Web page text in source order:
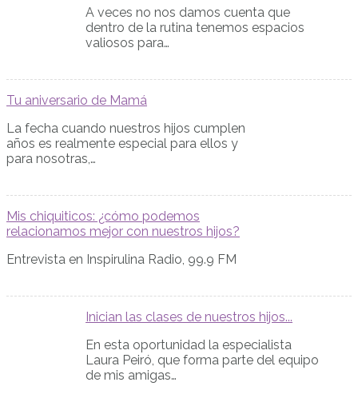
A veces no nos damos cuenta que
dentro de la rutina tenemos espacios
valiosos para…
Tu aniversario de Mamá
La fecha cuando nuestros hijos cumplen
años es realmente especial para ellos y
para nosotras,…
Mis chiquiticos: ¿cómo podemos
relacionamos mejor con nuestros hijos?
Entrevista en Inspirulina Radio, 99.9 FM
Inician las clases de nuestros hijos...
En esta oportunidad la especialista
Laura Peiró, que forma parte del equipo
de mis amigas…